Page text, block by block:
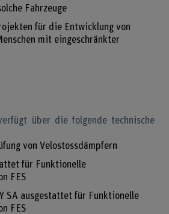
Fahrzeuge
für die Entwicklung von
mit eingeschränkter
über die folgende technische
von Velostossdämpfern
für Funktionelle
FES
SA ausgestattet für Funktionelle
FES